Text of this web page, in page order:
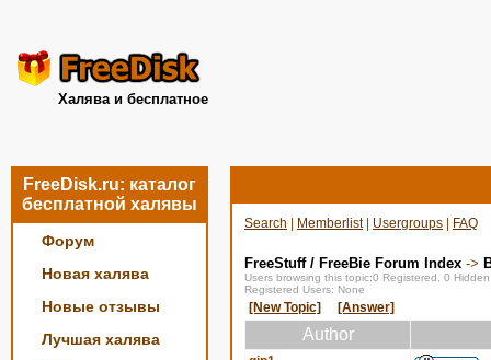
Халява и бесплатное
FreeDisk.ru: каталог
бесплатной халявы
Форум
Новая халява
Новые отзывы
Лучшая халява
Search Memberlist| Usergroups FAQ
FreeStuff / FreeBie Forum Index ->
Users browsing this topic:0 Registered, 0
Registered Users: None
[New Topic] [Answer]
Author